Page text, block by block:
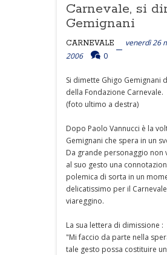
Carnevale, si
Gemignani
CARNEVALE
venerdì 26
2006
0
Si dimette Ghigo Gemignani
della Fondazione Carnevale.
(foto ultimo a destra)
Dopo Paolo Vannucci è la
Gemignani che spera in un
Da grande personaggio non
al suo gesto una
polemica di sorta in un
delicatissimo per il Carnevale
viareggino.
La sua lettera di dimissione :
"Mi faccio da parte nella
tale gesto possa costituire